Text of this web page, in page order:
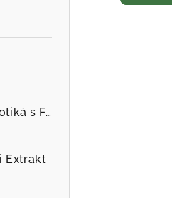
Premium Probiotic, Probiotiká s FOS, 10 miliárd CFU, 10 kmeňov, 60 veg kapsúl
Extrakt
je